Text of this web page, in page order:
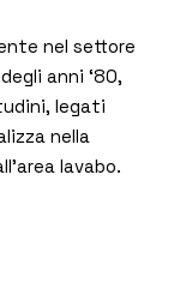
nel settore
anni ‘80,
legati
nella
lavabo.